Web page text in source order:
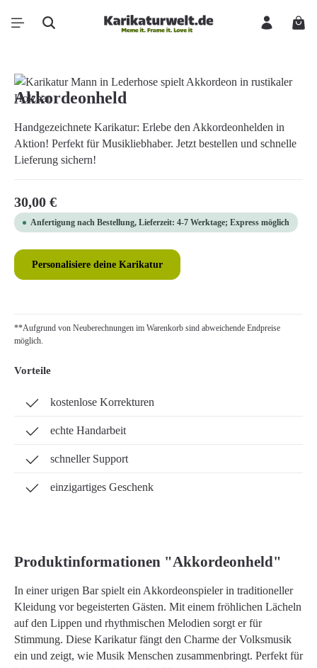
Zum Hauptinhalt springen
Bildergalerie überspringen
Akkordeonheld
Handgezeichnete Karikatur: Erlebe den Akkordeonhelden in
Aktion! Perfekt für Musikliebhaber. Jetzt bestellen und schnelle
Lieferung sichern!
Regulärer Preis:
30,00 €
Anfertigung nach Bestellung, Lieferzeit: 4-7 Werktage; Express möglich
Personalisiere deine Karikatur
**Aufgrund von Neuberechnungen im Warenkorb sind abweichende Endpreise
möglich.
Vorteile
kostenlose Korrekturen
echte Handarbeit
schneller Support
einzigartiges Geschenk
Produktinformationen "Akkordeonheld"
In einer urigen Bar spielt ein Akkordeonspieler in traditioneller
Kleidung vor begeisterten Gästen. Mit einem fröhlichen Lächeln
auf den Lippen und rhythmischen Melodien sorgt er für
Stimmung. Diese Karikatur fängt den Charme der Volksmusik
ein und zeigt, wie Musik Menschen zusammenbringt. Perfekt für